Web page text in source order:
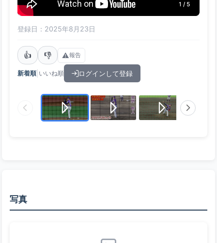
1 / 5
登録日：2025年8月23日
👍 👎 ⚠️報告
新着順| いいね順 ログインして登録
写真